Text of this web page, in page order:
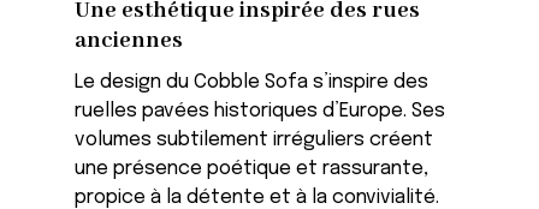
Une esthétique inspirée des rues
anciennes
Le design du Cobble Sofa s’inspire des
ruelles pavées historiques d’Europe. Ses
volumes subtilement irréguliers créent
une présence poétique et rassurante,
propice à la détente et à la convivialité.